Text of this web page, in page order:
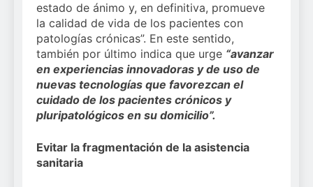
estado de ánimo y, en definitiva, promueve
la calidad de vida de los pacientes con
patologías crónicas”. En este sentido,
también por último indica que urge “avanzar
en experiencias innovadoras y de uso de
nuevas tecnologías que favorezcan el
cuidado de los pacientes crónicos y
pluripatológicos en su domicilio”.
Evitar la fragmentación de la asistencia
sanitaria